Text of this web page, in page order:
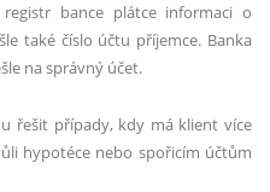
bance plátce informaci o
také číslo účtu příjemce. Banka
na správný účet.
řešit případy, kdy má klient více
hypotéce nebo spořicím účtům